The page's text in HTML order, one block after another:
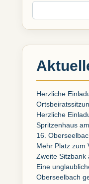
Herzliche
Herzliche
Spritzenhaus
16.
Mehr Platz zum
Zweite Sitzbank
Eine
Oberseelbach